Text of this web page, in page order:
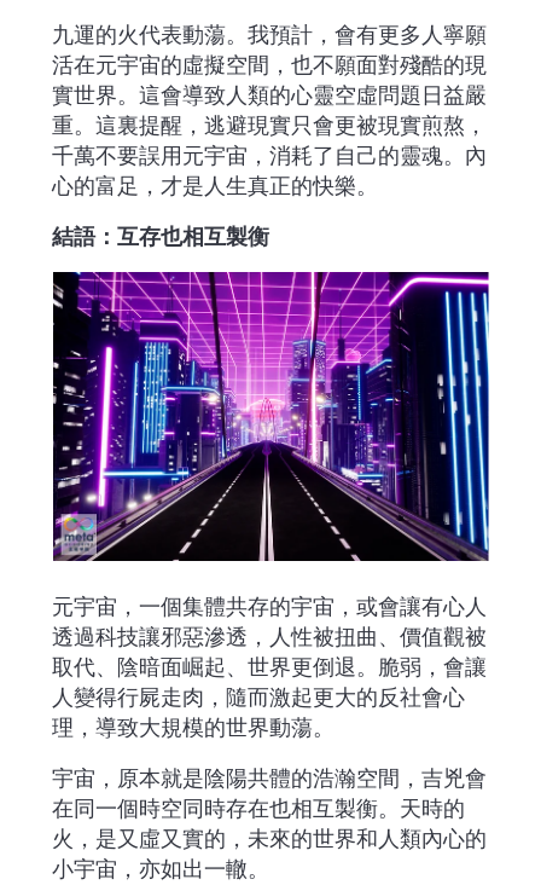
九運的火代表動蕩。我預計，會有更多人寧願
活在元宇宙的虛擬空間，也不願面對殘酷的現
實世界。這會導致人類的心靈空虛問題日益嚴
重。這裏提醒，逃避現實只會更被現實煎熬，
千萬不要誤用元宇宙，消耗了自己的靈魂。內
心的富足，才是人生真正的快樂。
結語：互存也相互製衡
元宇宙，一個集體共存的宇宙，或會讓有心人
透過科技讓邪惡滲透，人性被扭曲、價值觀被
取代、陰暗面崛起、世界更倒退。脆弱，會讓
人變得行屍走肉，隨而激起更大的反社會心
理，導致大規模的世界動蕩。
宇宙，原本就是陰陽共體的浩瀚空間，吉兇會
在同一個時空同時存在也相互製衡。天時的
火，是又虛又實的，未來的世界和人類內心的
小宇宙，亦如出一轍。